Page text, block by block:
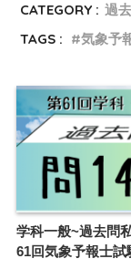
CATEGORY : 過
TAGS :
気象予
学科一般~過去問
61回気象予報士試